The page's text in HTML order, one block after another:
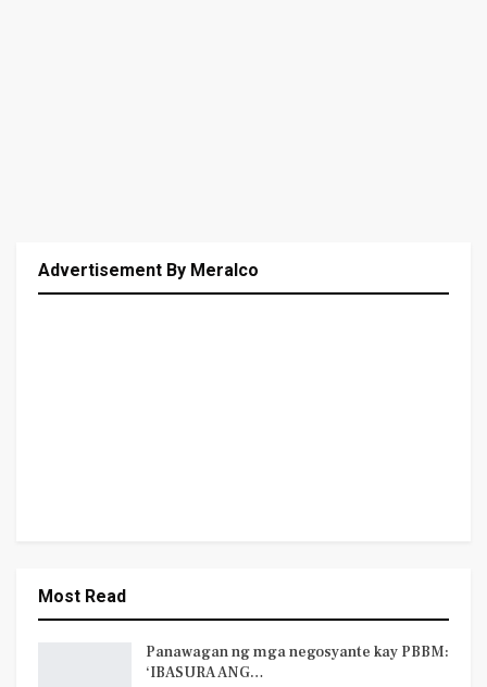
Advertisement By Meralco
Most Read
Panawagan ng mga negosyante kay PBBM:
‘IBASURA ANG…